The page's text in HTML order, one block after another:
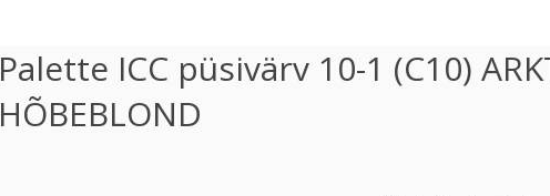
Palette ICC püsivärv 10-1 (C10)
HÕBEBLOND